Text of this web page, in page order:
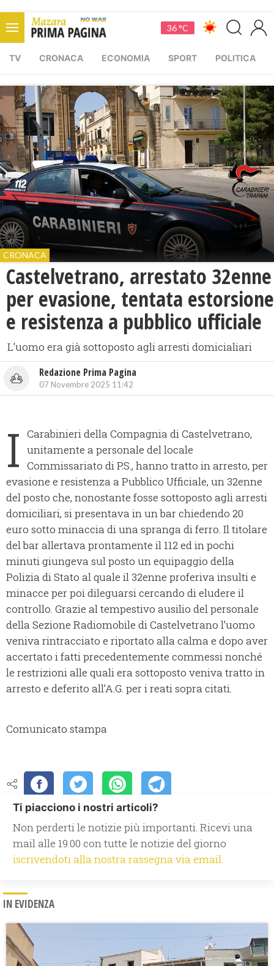
36 °C
TV CRONACA ECONOMIA SPORT POLITICA
CRONACA
Castelvetrano, arrestato 32enne
per evasione, tentata estorsione
e resistenza a pubblico ufficiale
L'uomo era già sottoposto agli arresti domicialiari
Redazione Prima Pagina
07 Novembre 2025 11:42
I Carabinieri della Compagnia di Castelvetrano,
unitamente a personale del locale
Commissariato di P.S., hanno tratto in arresto, per
evasione e resistenza a Pubblico Ufficiale, un 32enne
del posto che, nonostante fosse sottoposto agli arresti
domiciliari, si presentava in un bar chiedendo 20
euro sotto minaccia di una spranga di ferro. Il titolare
del bar allertava prontamente il 112 ed in pochi
minuti giungeva sul posto un equipaggio della
Polizia di Stato al quale il 32enne proferiva insulti e
minacce per poi dileguarsi cercando di eludere il
controllo. Grazie al tempestivo ausilio del personale
della Sezione Radiomobile di Castelvetrano l’uomo
veniva rintracciato e riportato alla calma e dopo aver
accertato i fatti precedentemente commessi nonché
le restrizioni alle quali era sottoposto veniva tratto in
arresto e deferito all’A.G. per i reati sopra citati.
Comunicato stampa
Ti piacciono i nostri articoli?
Non perderti le notizie più importanti. Ricevi una
mail alle 19.00 con tutte le notizie del giorno
iscrivendoti alla nostra rassegna via email.
IN EVIDENZA